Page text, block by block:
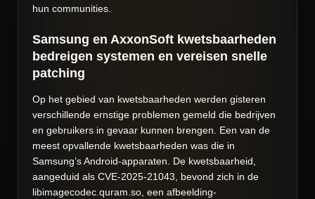
hun communities.
Samsung en AxxonSoft kwetsbaarheden
bedreigen systemen en vereisen snelle
patching
Op het gebied van kwetsbaarheden werden gisteren
verschillende ernstige problemen gemeld die bedrijven
en gebruikers in gevaar kunnen brengen. Een van de
meest opvallende kwetsbaarheden was die in
Samsung’s Android-apparaten. De kwetsbaarheid,
aangeduid als CVE-2025-21043, bevond zich in de
libimagecodec.quram.so, een afbeelding-